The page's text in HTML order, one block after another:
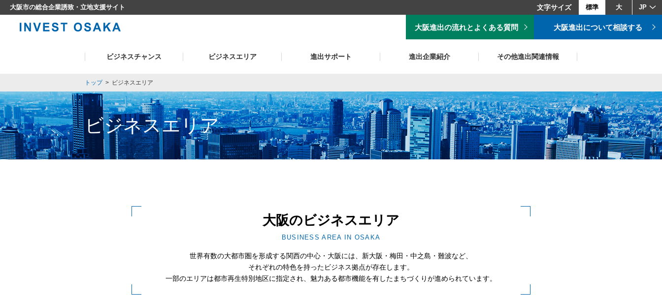
大阪市の総合企業誘致・立地支援サイト 文字サイズ 標準 大 JP
大阪進出の流れとよくある質問 大阪進出について相談する
ビジネスチャンス ビジネスエリア 進出サポート 進出企業紹介 その他進出関連情報
トップ > ビジネスエリア
ビジネスエリア
大阪のビジネスエリア
BUSINESS AREA IN OSAKA
世界有数の大都市圏を形成する関西の中心・大阪には、新大阪・梅田・中之島・難波など、
それぞれの特色を持ったビジネス拠点が存在します。
一部のエリアは都市再生特別地区に指定され、魅力ある都市機能を有したまちづくりが進められています。